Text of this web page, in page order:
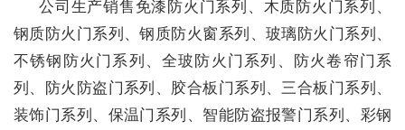
公司生产销售免漆防火门系列、木质防火门系列、
钢质防火门系列、钢质防火窗系列、玻璃防火门系列、
不锈钢防火门系列、全玻防火门系列、防火卷帘门系
列、防火防盗门系列、胶合板门系列、三合板门系列、
装饰门系列、保温门系列、智能防盗报警门系列、彩钢